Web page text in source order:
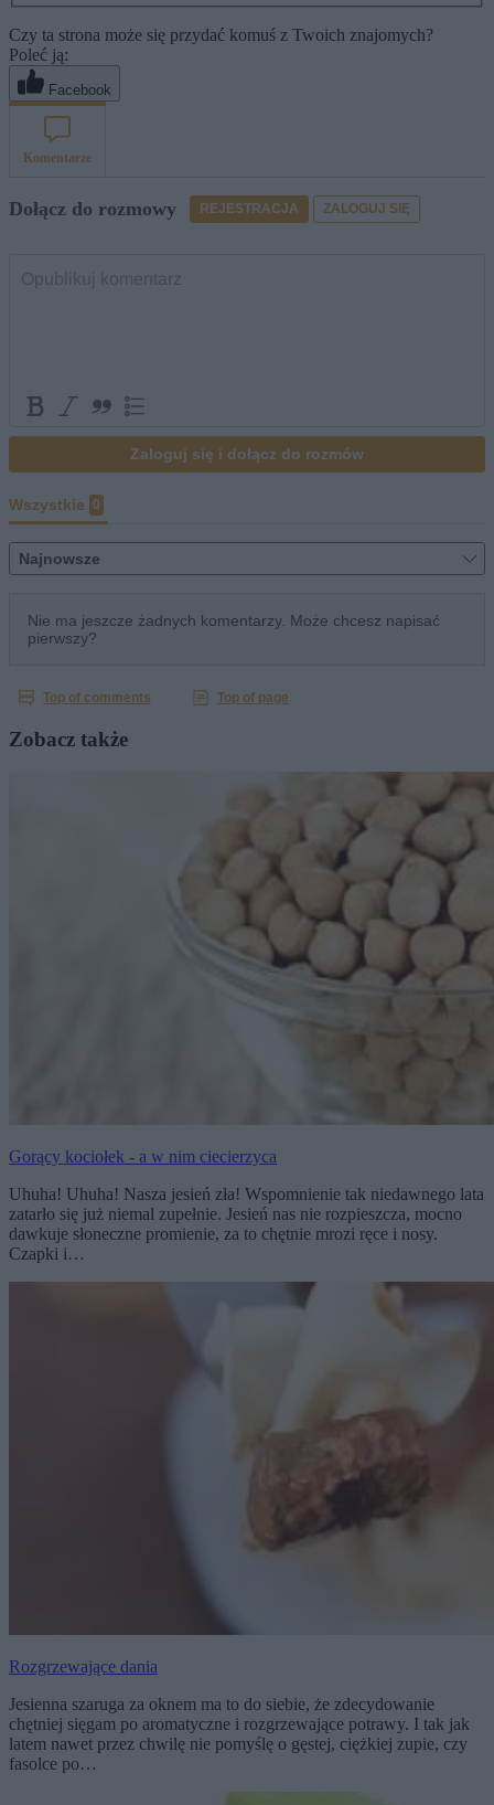
Czy ta strona może się przydać komuś z Twoich znajomych?
Poleć ją:
Facebook
Zobacz także
Gorący kociołek - a w nim ciecierzyca
Uhuha! Uhuha! Nasza jesień zła! Wspomnienie tak niedawnego lata
zatarło się już niemal zupełnie. Jesień nas nie rozpieszcza, mocno
dawkuje słoneczne promienie, za to chętnie mrozi ręce i nosy.
Czapki i…
Rozgrzewające dania
Jesienna szaruga za oknem ma to do siebie, że zdecydowanie
chętniej sięgam po aromatyczne i rozgrzewające potrawy. I tak jak
latem nawet przez chwilę nie pomyślę o gęstej, ciężkiej zupie, czy
fasolce po…